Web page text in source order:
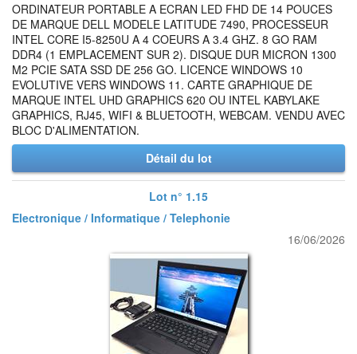
ORDINATEUR PORTABLE A ECRAN LED FHD DE 14 POUCES
DE MARQUE DELL MODELE LATITUDE 7490, PROCESSEUR
INTEL CORE I5-8250U A 4 COEURS A 3.4 GHZ. 8 GO RAM
DDR4 (1 EMPLACEMENT SUR 2). DISQUE DUR MICRON 1300
M2 PCIE SATA SSD DE 256 GO. LICENCE WINDOWS 10
EVOLUTIVE VERS WINDOWS 11. CARTE GRAPHIQUE DE
MARQUE INTEL UHD GRAPHICS 620 OU INTEL KABYLAKE
GRAPHICS, RJ45, WIFI & BLUETOOTH, WEBCAM. VENDU AVEC
BLOC D'ALIMENTATION.
Détail du lot
Lot n° 1.15
Electronique / Informatique / Telephonie
16/06/2026